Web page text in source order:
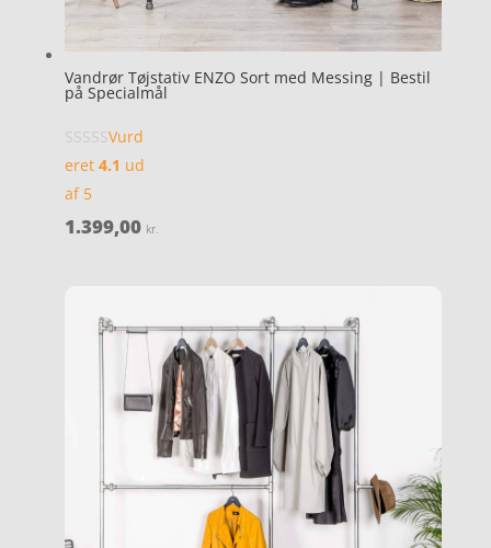
Vandrør Tøjstativ ENZO Sort med Messing | Bestil
på Specialmål
Vurd
eret 4.1 ud
af 5
1.399,00 kr.